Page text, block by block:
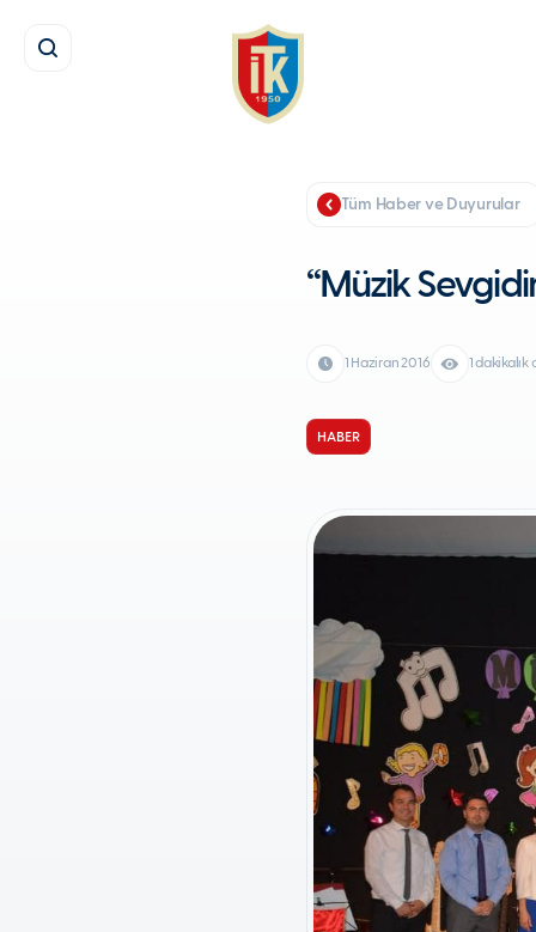
Tüm Haber ve Duyurular
“Müzik
1 Haziran 2016 1 dakikalık
HABER